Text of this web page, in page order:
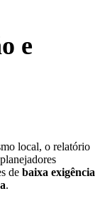
e
local, o relatório
de baixa exigência
.